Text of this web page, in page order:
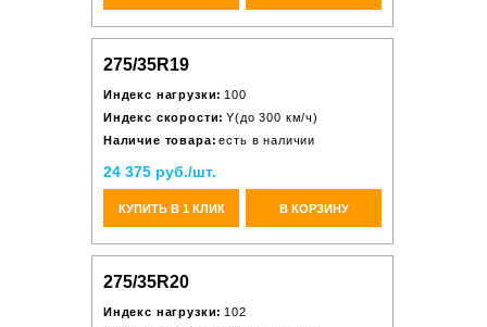
275/35R19
Индекс нагрузки: 100
Индекс скорости: Y(до 300 км/ч)
Наличие товара: есть в наличии
24 375 руб./шт.
КУПИТЬ В 1 КЛИК В КОРЗИНУ
275/35R20
Индекс нагрузки: 102